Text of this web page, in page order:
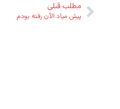
مطلب قبلی
پیش میاد الآن رفته بودم